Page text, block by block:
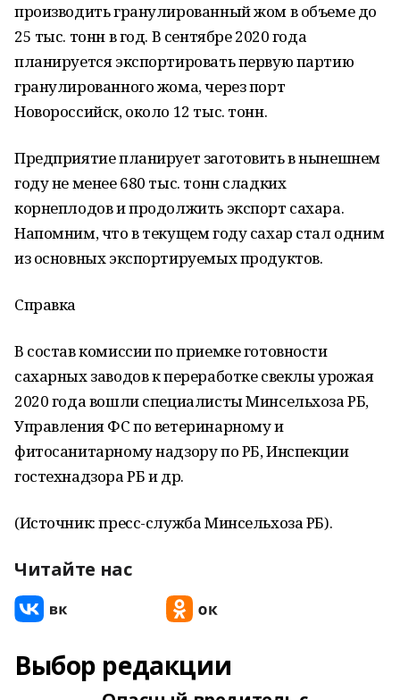
производить гранулированный жом в объеме до
25 тыс. тонн в год. В сентябре 2020 года
планируется экспортировать первую партию
гранулированного жома, через порт
Новороссийск, около 12 тыс. тонн.
Предприятие планирует заготовить в нынешнем
году не менее 680 тыс. тонн сладких
корнеплодов и продолжить экспорт сахара.
Напомним, что в текущем году сахар стал одним
из основных экспортируемых продуктов.
Справка
В состав комиссии по приемке готовности
сахарных заводов к переработке свеклы урожая
2020 года вошли специалисты Минсельхоза РБ,
Управления ФС по ветеринарному и
фитосанитарному надзору по РБ, Инспекции
гостехнадзора РБ и др.
(Источник: пресс-служба Минсельхоза РБ).
Читайте нас
Выбор редакции